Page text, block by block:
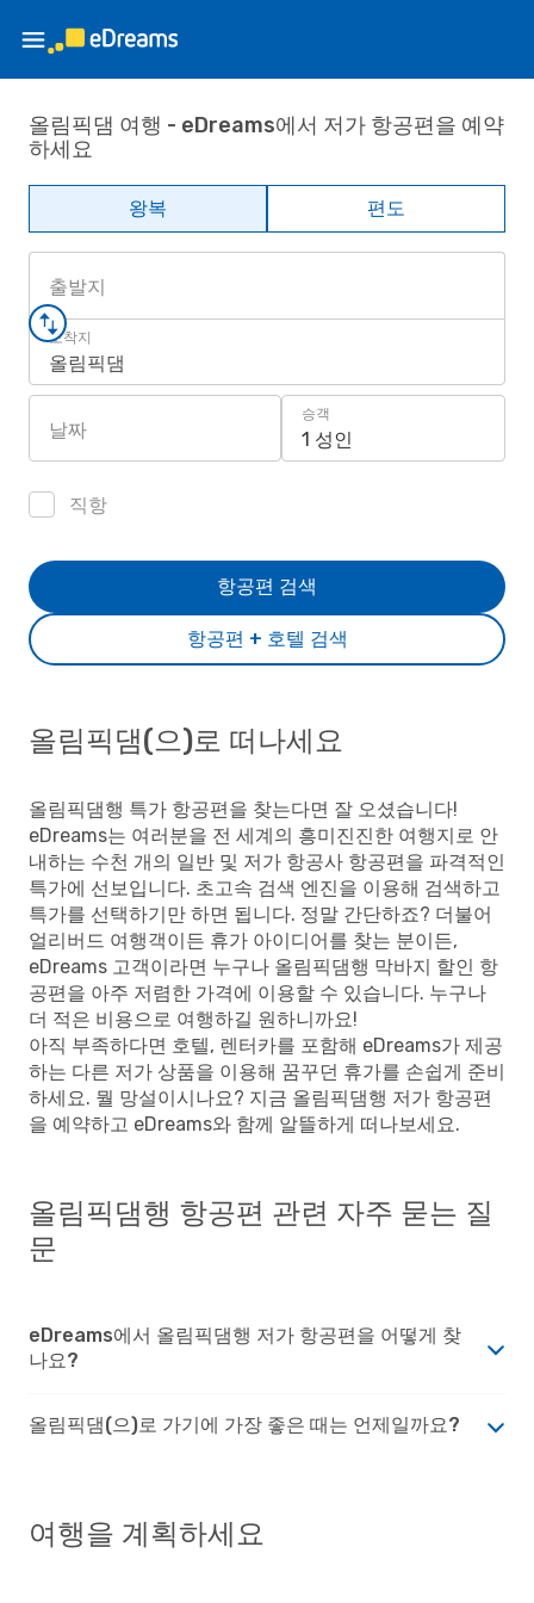
올림픽댐 여행 - eDreams에서 저가 항공편을 예약
하세요
왕복 편도
출발지
도착지
올림픽댐
날짜
승객
1 성인
직항
항공편 + 호텔 검색
항공편 검색
올림픽댐(으)로 떠나세요
올림픽댐행 특가 항공편을 찾는다면 잘 오셨습니다!
eDreams는 여러분을 전 세계의 흥미진진한 여행지로 안
내하는 수천 개의 일반 및 저가 항공사 항공편을 파격적인
특가에 선보입니다. 초고속 검색 엔진을 이용해 검색하고
특가를 선택하기만 하면 됩니다. 정말 간단하죠? 더불어
얼리버드 여행객이든 휴가 아이디어를 찾는 분이든,
eDreams 고객이라면 누구나 올림픽댐행 막바지 할인 항
공편을 아주 저렴한 가격에 이용할 수 있습니다. 누구나
더 적은 비용으로 여행하길 원하니까요!
아직 부족하다면 호텔, 렌터카를 포함해 eDreams가 제공
하는 다른 저가 상품을 이용해 꿈꾸던 휴가를 손쉽게 준비
하세요. 뭘 망설이시나요? 지금 올림픽댐행 저가 항공편
을 예약하고 eDreams와 함께 알뜰하게 떠나보세요.
올림픽댐행 항공편 관련 자주 묻는 질
문
eDreams에서 올림픽댐행 저가 항공편을 어떻게 찾
나요?
올림픽댐(으)로 가기에 가장 좋은 때는 언제일까요?
여행을 계획하세요